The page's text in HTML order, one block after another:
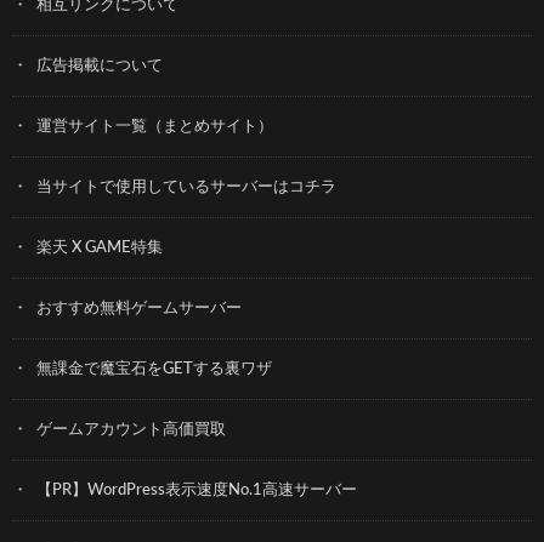
相互リンクについて
広告掲載について
運営サイト一覧（まとめサイト）
当サイトで使用しているサーバーはコチラ
楽天 X GAME特集
おすすめ無料ゲームサーバー
無課金で魔宝石をGETする裏ワザ
ゲームアカウント高価買取
【PR】WordPress表示速度No.1高速サーバー